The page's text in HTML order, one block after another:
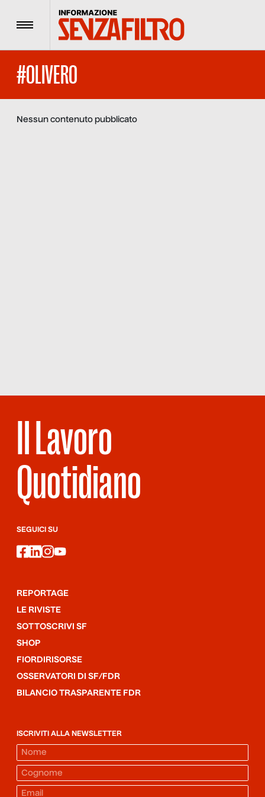
Menu
#OLIVERO
Nessun contenuto pubblicato
Il Lavoro
Quotidiano
SEGUICI SU
facebook
linkedin
instagram
youtube
REPORTAGE
LE RIVISTE
SOTTOSCRIVI SF
SHOP
FIORDIRISORSE
OSSERVATORI DI SF/FDR
BILANCIO TRASPARENTE FDR
ISCRIVITI ALLA NEWSLETTER